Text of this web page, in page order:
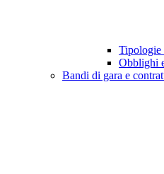
Obblighi
Bandi di gara e